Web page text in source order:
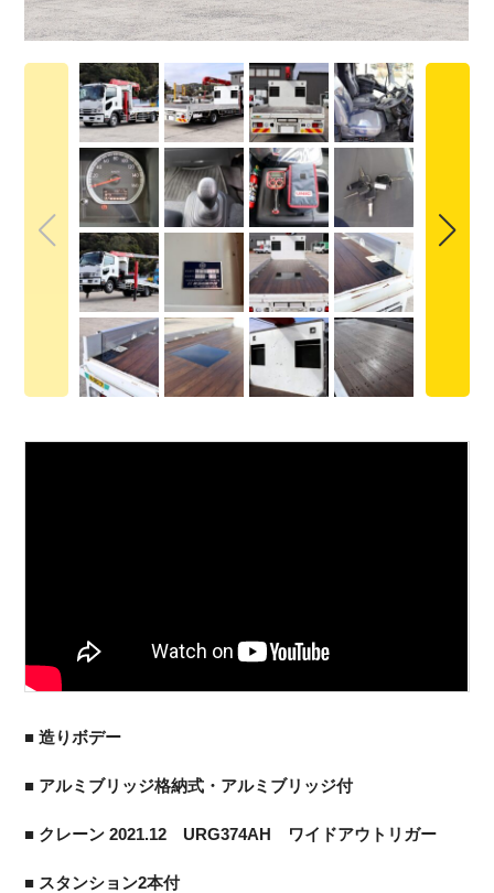
■ 造りボデー
■ アルミブリッジ格納式・アルミブリッジ付
■ クレーン 2021.12 URG374AH ワイドアウトリガー
■ スタンション2本付